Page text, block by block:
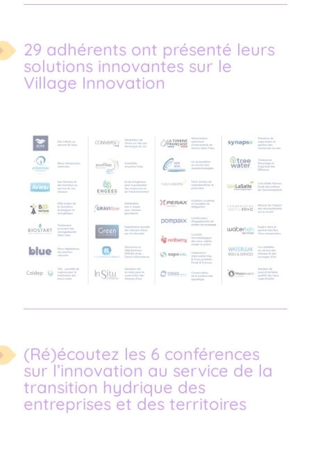
29 adhérents ont présenté leurs
solutions innovantes sur le
Village Innovation
(Ré)écoutez les 6 conférences
sur l’innovation au service de la
transition hydrique des
entreprises et des territoires